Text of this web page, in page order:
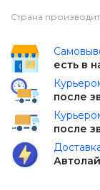
Страна
есть в
после
после